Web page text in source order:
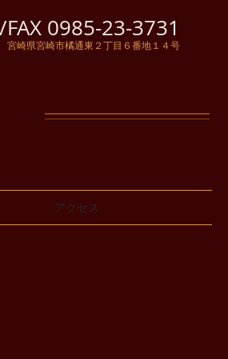
0985-23-3731
宮崎県宮崎市橘通東２丁目６番地１４号
アクセス